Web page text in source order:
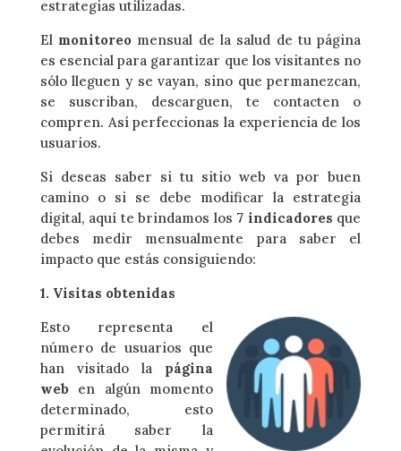
estrategias utilizadas.
El monitoreo mensual de la salud de tu página
es esencial para garantizar que los visitantes no
sólo lleguen y se vayan, sino que permanezcan,
se suscriban, descarguen, te contacten o
compren. Así perfeccionas la experiencia de los
usuarios.
Si deseas saber si tu sitio web va por buen
camino o si se debe modificar la estrategia
digital, aquí te brindamos los 7 indicadores que
debes medir mensualmente para saber el
impacto que estás consiguiendo:
1. Visitas obtenidas
Esto representa el
número de usuarios que
han visitado la página
weben algún momento
determinado, esto
permitirá saber la